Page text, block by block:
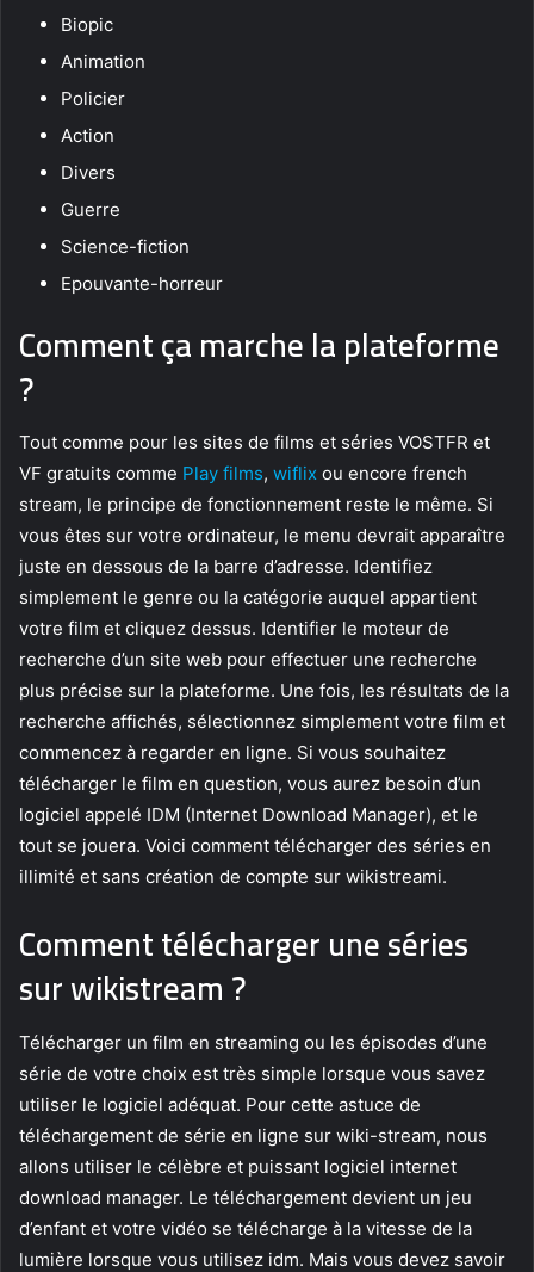
Biopic
Animation
Policier
Action
Divers
Guerre
Science-fiction
Epouvante-horreur
Comment ça marche la plateforme
?
Tout comme pour les sites de films et séries VOSTFR et
VF gratuits comme Play films, wiflix ou encore french
stream, le principe de fonctionnement reste le même. Si
vous êtes sur votre ordinateur, le menu devrait apparaître
juste en dessous de la barre d’adresse. Identifiez
simplement le genre ou la catégorie auquel appartient
votre film et cliquez dessus. Identifier le moteur de
recherche d’un site web pour effectuer une recherche
plus précise sur la plateforme. Une fois, les résultats de la
recherche affichés, sélectionnez simplement votre film et
commencez à regarder en ligne. Si vous souhaitez
télécharger le film en question, vous aurez besoin d’un
logiciel appelé IDM (Internet Download Manager), et le
tout se jouera. Voici comment télécharger des séries en
illimité et sans création de compte sur wikistreami.
Comment télécharger une séries
sur wikistream ?
Télécharger un film en streaming ou les épisodes d’une
série de votre choix est très simple lorsque vous savez
utiliser le logiciel adéquat. Pour cette astuce de
téléchargement de série en ligne sur wiki-stream, nous
allons utiliser le célèbre et puissant logiciel internet
download manager. Le téléchargement devient un jeu
d’enfant et votre vidéo se télécharge à la vitesse de la
lumière lorsque vous utilisez idm. Mais vous devez savoir